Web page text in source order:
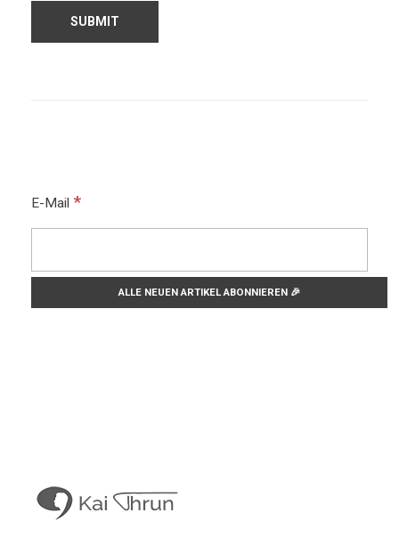
E-Mail *